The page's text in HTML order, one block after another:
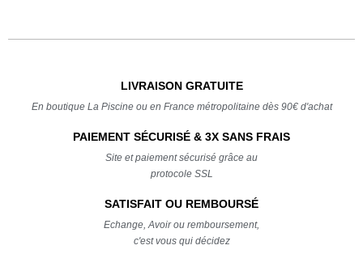
LIVRAISON GRATUITE
En boutique La Piscine ou en France métropolitaine dès 90€ d'achat
PAIEMENT SÉCURISÉ & 3X SANS FRAIS
Site et paiement sécurisé grâce au
protocole SSL
SATISFAIT OU REMBOURSÉ
Echange, Avoir ou remboursement,
c'est vous qui décidez